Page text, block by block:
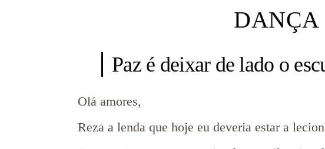
DANÇA
Paz é deixar de lado o
Olá amores,
Reza a lenda que hoje eu deveria estar a